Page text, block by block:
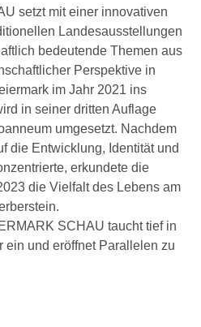
setzt mit einer innovativen
Landesausstellungen
bedeutende Themen aus
Perspektive in
im Jahr 2021 ins
in seiner dritten Auflage
umgesetzt. Nachdem
die Entwicklung, Identität und
erkundete die
die Vielfalt des Lebens am
SCHAU taucht tief in
ein und eröffnet Parallelen zu